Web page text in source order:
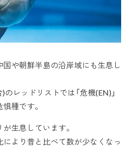
や朝鮮半島の沿岸域にも生息し
レッドリストでは「危機(EN)」
種です。
生息しています。
より昔と比べて数が少なくなっ